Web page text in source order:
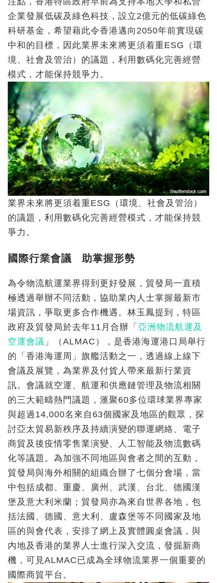
企業發展低碳及綠色科技，設立2億元的低碳綠色
科研基金，希望藉此令香港邁向2050年前實現碳
中和的目標，因此業界未來將更須着重ESG（環
境、社會及管治）的議題，利用數碼化完善經營
模式，才能保持競爭力。
業界未來將更須着重ESG（環境、社會及管治）
的議題，利用數碼化完善經營模式，才能保持競
爭力。
國際行業會議 助掌握形勢
為令物流航運業界得到更好發展，貿發局一直積
極透過舉辦不同活動，協助業內人士掌握最新市
場資訊，爭取更多合作機遇。林玉鳳提到，特區
政府及貿發局於去年11月合辦「 亞洲物流航運及
空運會議 」（ALMAC），是香港海運港口局舉行
的「香港海運周」旗艦活動之一，透過線上線下
會議及展覽，為業界及付貨人帶來最新行業資
訊。會議就空運、航運和供應鏈管理及物流相關
的三大範疇熱門議題，滙聚60多位環球業界專家
與超過14,000名來自63個國家及地區的觀眾，探
討亞太貿易新秩序及持續演變的聯運網絡、電子
商貿及後疫情零售業演變、人工智能及物流數碼
化等議題。為加強不同地區與會者之間的互動，
貿發局與海外相關的組織合辦了七個分會場，當
中包括成都、重慶、廣州、武漢、台北、德國漢
堡及意大利米蘭；貿發局亦為來自世界各地，包
括法國、德國、意大利、盧森堡等不同國家及地
區的與會代表，安排了網上及實體圓桌會議，與
內地及香港的業界人士進行深入交流，發掘新商
機，可見ALMAC已成為全球物流業界一個重要的
國際商貿平台。